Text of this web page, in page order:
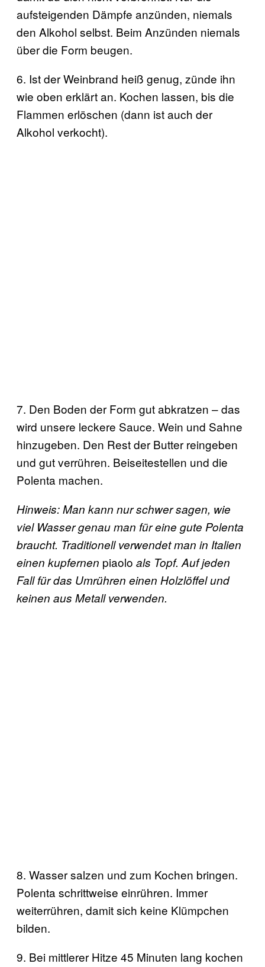
aufsteigenden Dämpfe anzünden, niemals
den Alkohol selbst. Beim Anzünden niemals
über die Form beugen.
6. Ist der Weinbrand heiß genug, zünde ihn
wie oben erklärt an. Kochen lassen, bis die
Flammen erlöschen (dann ist auch der
Alkohol verkocht).
7. Den Boden der Form gut abkratzen – das
wird unsere leckere Sauce. Wein und Sahne
hinzugeben. Den Rest der Butter reingeben
und gut verrühren. Beiseitestellen und die
Polenta machen.
Hinweis: Man kann nur schwer sagen, wie
viel Wasser genau man für eine gute Polenta
braucht. Traditionell verwendet man in Italien
einen kupfernen piaolo als Topf. Auf jeden
Fall für das Umrühren einen Holzlöffel und
keinen aus Metall verwenden.
8. Wasser salzen und zum Kochen bringen.
Polenta schrittweise einrühren. Immer
weiterrühren, damit sich keine Klümpchen
bilden.
9. Bei mittlerer Hitze 45 Minuten lang kochen